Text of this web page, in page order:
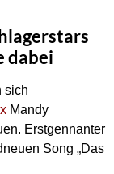
dabei
sich
Mandy
Erstgennanter
Song „Das